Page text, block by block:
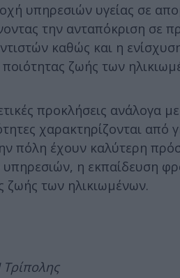
υπηρεσιών υγείας σε
την ανταπόκριση σε
καθώς και η
ζωής των
προκλήσεις ανάλογα
χαρακτηρίζονται
πόλη έχουν καλύτερη
η εκπαίδευση
ζωής των ηλικιωμένων.